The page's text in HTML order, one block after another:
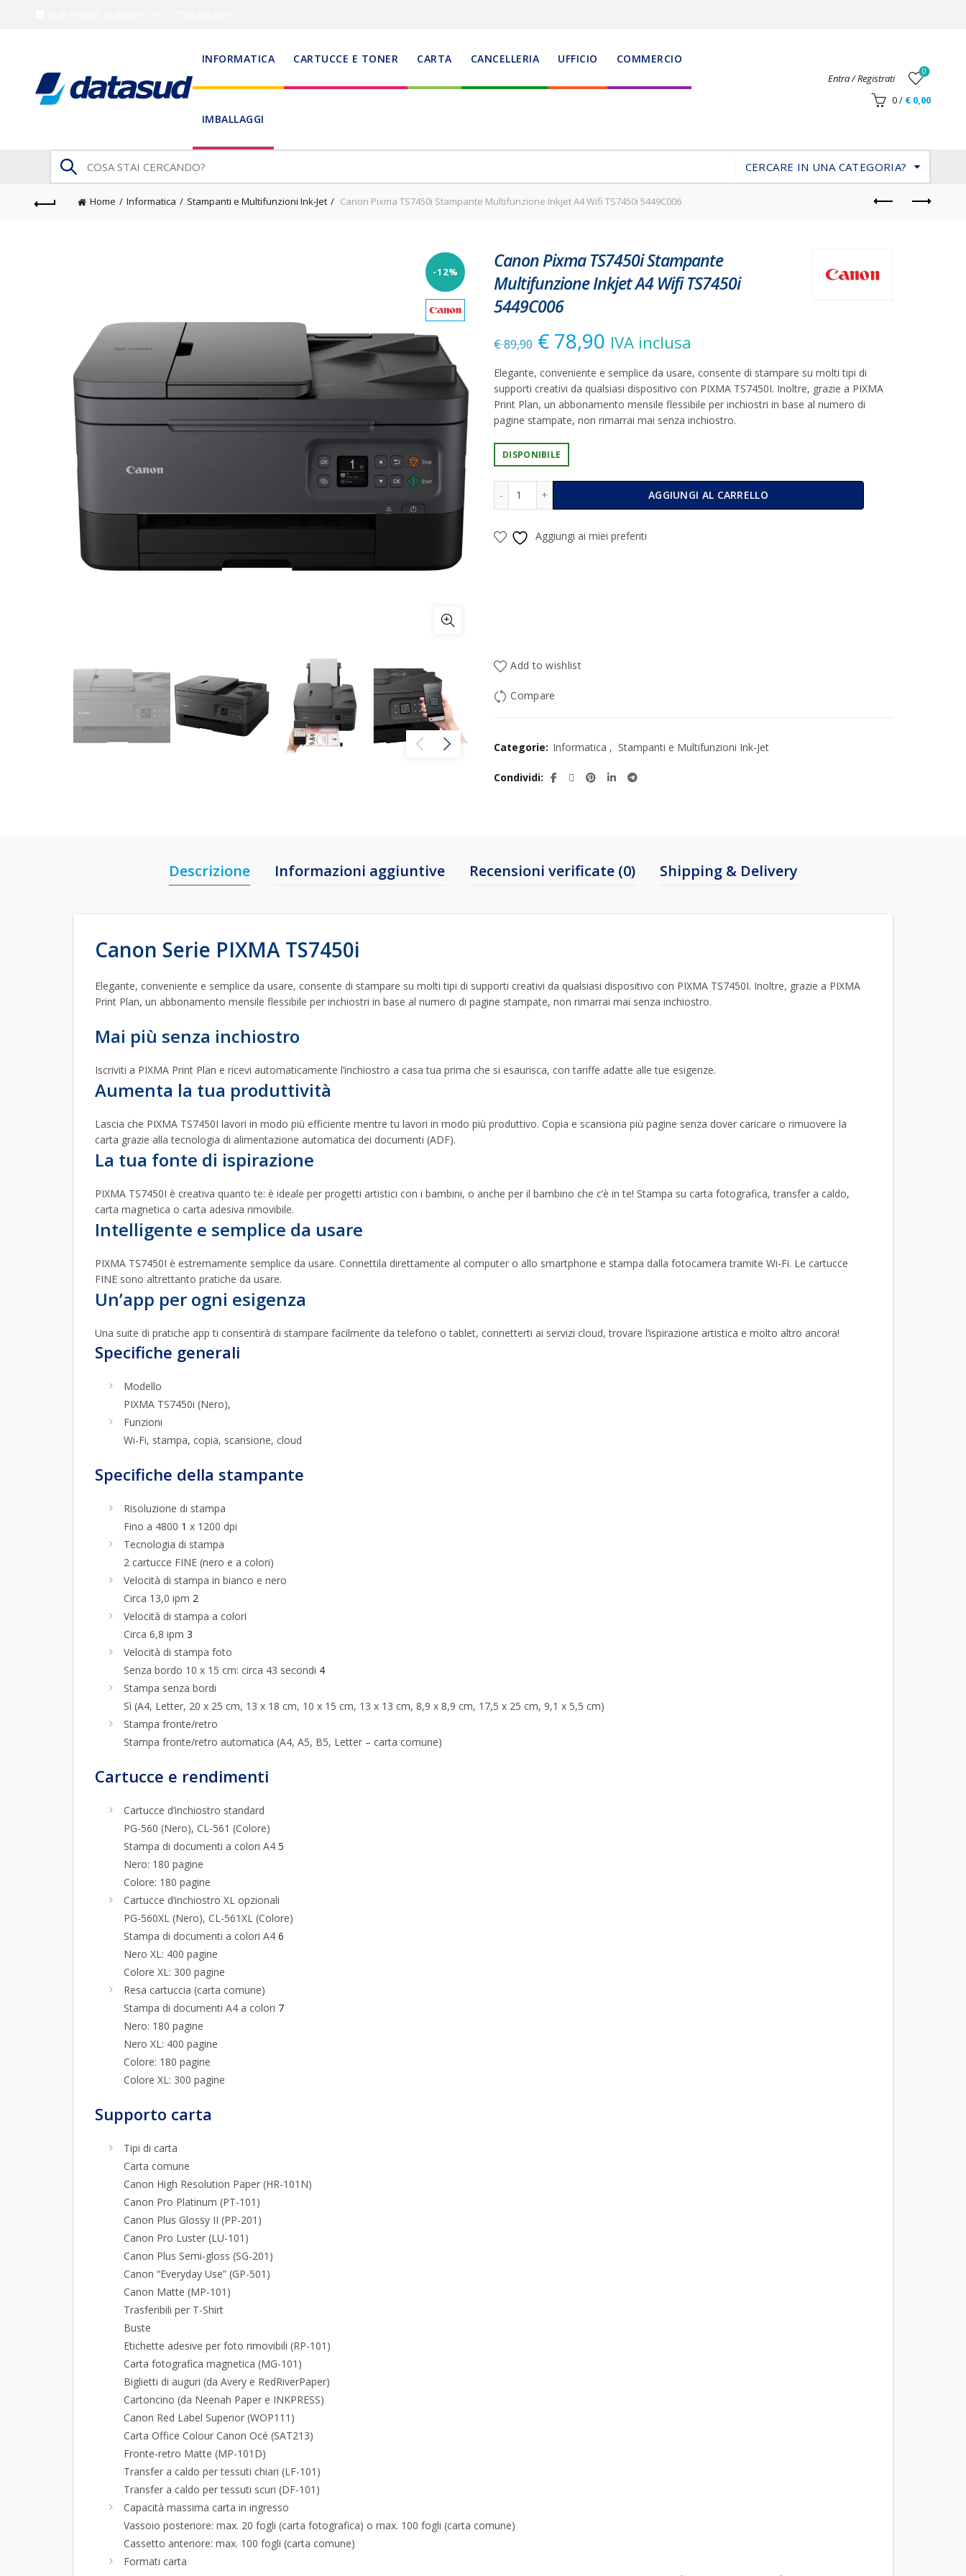
INFORMATICA CARTUCCE E TONER CARTA CANCELLERIA UFFICIO COMMERCIO
IMBALLAGGI
Entra / Registrati
0
0/ €0,00
Search
for:
CERCARE IN UNA CATEGORIA?
Home Informatica Stampanti e Multifunzioni Ink-Jet Canon Pixma TS7450i Stampante Multifunzione Inkjet A4 Wifi TS7450i 5449C006
-12%
Canon Pixma TS7450i Stampante
Multifunzione Inkjet A4 Wifi TS7450i
5449C006
€89,90 Il
prezzo
originale
era:
€ 89,90.
€ 78,90 Il
prezzo
attuale
IVA inclusa
Elegante, conveniente e semplice da usare, consente di stampare su molti tipi di
supporti creativi da qualsiasi dispositivo con PIXMA TS7450I. Inoltre, grazie a PIXMA
Print Plan, un abbonamento mensile flessibile per inchiostri in base al numero di
pagine stampate, non rimarrai mai senza inchiostro.
DISPONIBILE
Canon Pixma TS7450i Stampante Multifunzione Inkjet A4 Wifi TS7450i 5449C006 quantità
AGGIUNGI AL CARRELLO
Alternative:
Aggiungi ai miei preferiti
Add to wishlist
Compare
Categorie: Informatica , Stampanti e Multifunzioni Ink-Jet
Condividi
Descrizione Informazioni aggiuntive Recensioni verificate (0) Shipping & Delivery
Canon Serie PIXMA TS7450i
Elegante, conveniente e semplice da usare, consente di stampare su molti tipi di supporti creativi da qualsiasi dispositivo con PIXMA TS7450I. Inoltre, grazie a PIXMA
Print Plan, un abbonamento mensile flessibile per inchiostri in base al numero di pagine stampate, non rimarrai mai senza inchiostro.
Mai più senza inchiostro
Iscriviti a PIXMA Print Plan e ricevi automaticamente l’inchiostro a casa tua prima che si esaurisca, con tariffe adatte alle tue esigenze.
Aumenta la tua produttività
Lascia che PIXMA TS7450I lavori in modo più efficiente mentre tu lavori in modo più produttivo. Copia e scansiona più pagine senza dover caricare o rimuovere la
carta grazie alla tecnologia di alimentazione automatica dei documenti (ADF).
La tua fonte di ispirazione
PIXMA TS7450I è creativa quanto te: è ideale per progetti artistici con i bambini, o anche per il bambino che c’è in te! Stampa su carta fotografica, transfer a caldo,
carta magnetica o carta adesiva rimovibile.
Intelligente e semplice da usare
PIXMA TS7450I è estremamente semplice da usare. Connettila direttamente al computer o allo smartphone e stampa dalla fotocamera tramite Wi-Fi. Le cartucce
FINE sono altrettanto pratiche da usare.
Un’app per ogni esigenza
Una suite di pratiche app ti consentirà di stampare facilmente da telefono o tablet, connetterti ai servizi cloud, trovare l’ispirazione artistica e molto altro ancora!
Specifiche generali
Modello
PIXMA TS7450i (Nero),
Funzioni
Wi-Fi, stampa, copia, scansione, cloud
Specifiche della stampante
Risoluzione di stampa
Fino a 4800 1 x 1200 dpi
Tecnologia di stampa
2 cartucce FINE (nero e a colori)
Velocità di stampa in bianco e nero
Circa 13,0 ipm 2
Velocità di stampa a colori
Circa 6,8 ipm 3
Velocità di stampa foto
Senza bordo 10 x 15 cm: circa 43 secondi 4
Stampa senza bordi
Sì (A4, Letter, 20 x 25 cm, 13 x 18 cm, 10 x 15 cm, 13 x 13 cm, 8,9 x 8,9 cm, 17,5 x 25 cm, 9,1 x 5,5 cm)
Stampa fronte/retro
Stampa fronte/retro automatica (A4, A5, B5, Letter – carta comune)
Cartucce e rendimenti
Cartucce d’inchiostro standard
PG-560 (Nero), CL-561 (Colore)
Stampa di documenti a colori A4 5
Nero: 180 pagine
Colore: 180 pagine
Cartucce d’inchiostro XL opzionali
PG-560XL (Nero), CL-561XL (Colore)
Stampa di documenti a colori A4 6
Nero XL: 400 pagine
Colore XL: 300 pagine
Resa cartuccia (carta comune)
Stampa di documenti A4 a colori 7
Nero: 180 pagine
Nero XL: 400 pagine
Colore: 180 pagine
Colore XL: 300 pagine
Supporto carta
Tipi di carta
Carta comune
Canon High Resolution Paper (HR-101N)
Canon Pro Platinum (PT-101)
Canon Plus Glossy II (PP-201)
Canon Pro Luster (LU-101)
Canon Plus Semi-gloss (SG-201)
Canon “Everyday Use” (GP-501)
Canon Matte (MP-101)
Trasferibili per T-Shirt
Buste
Etichette adesive per foto rimovibili (RP-101)
Carta fotografica magnetica (MG-101)
Biglietti di auguri (da Avery e RedRiverPaper)
Cartoncino (da Neenah Paper e INKPRESS)
Canon Red Label Superior (WOP111)
Carta Office Colour Canon Océ (SAT213)
Fronte-retro Matte (MP-101D)
Transfer a caldo per tessuti chiari (LF-101)
Transfer a caldo per tessuti scuri (DF-101)
Capacità massima carta in ingresso
Vassoio posteriore: max. 20 fogli (carta fotografica) o max. 100 fogli (carta comune)
Cassetto anteriore: max. 100 fogli (carta comune)
Formati carta